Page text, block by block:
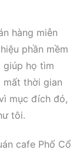
hàng miễn
phần mềm
giúp họ tìm
mất thời gian
mục đích đó,
tôi.
cafe Phố Cổ